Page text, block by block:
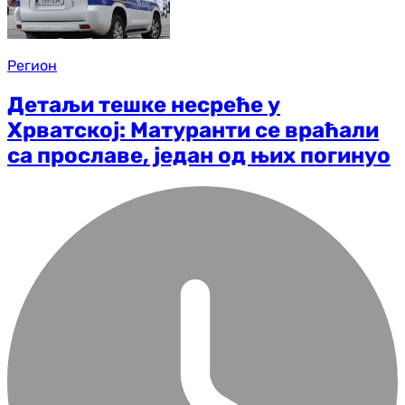
Регион
Детаљи тешке несреће у
Хрватској: Матуранти се враћали
са прославе, један од њих погинуо